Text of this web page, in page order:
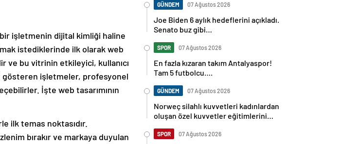
işletmenin dijital kimliği haline
istediklerinde ilk olarak web
ve bu vitrinin etkileyici, kullanıcı
gösteren işletmeler, profesyonel
İşte web tasarımının
ilk temas noktasıdır.
bırakır ve markaya duyulan
GÜNDEM 07 Ağustos 2026
Joe Biden 6 aylık hedeflerini açıkladı.
Senato buz gibi…
SPOR 07 Ağustos 2026
En fazla kızaran takım Antalyaspor!
Tam 5 futbolcu….
GÜNDEM 07 Ağustos 2026
Norweç silahlı kuvvetleri kadınlardan
oluşan özel kuvvetler eğitimlerini
SPOR 07 Ağustos 2026